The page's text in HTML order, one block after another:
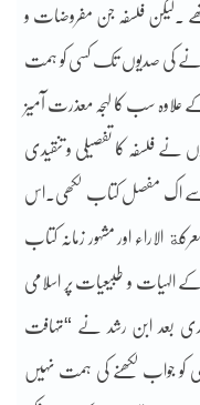
۔لیکن فلسفہ جن مفروضات و
کرنے کی صدیوں تک کسی کو ہمت
علاوہ سب کا لہجہ معذرت آمیز
نے فلسفہ کا تفصیلی و تنقیدی
سے اک مفصل کتاب لکھی۔اس
اور مشہور زمانہ کتاب
الہیات و طبیعیات پر اسلامی
صدی بعد ابن رشد نے “تہافت
کو جواب لکھنے کی ہمت نہیں